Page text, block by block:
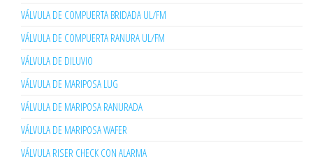
VÁLVULA DE COMPUERTA BRIDADA UL/FM
VÁLVULA DE COMPUERTA RANURA UL/FM
VÁLVULA DE DILUVIO
VÁLVULA DE MARIPOSA LUG
VÁLVULA DE MARIPOSA RANURADA
VÁLVULA DE MARIPOSA WAFER
VÁLVULA RISER CHECK CON ALARMA